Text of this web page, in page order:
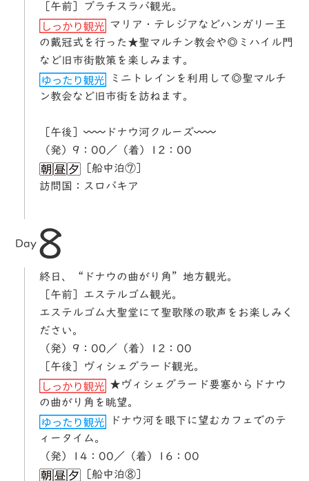
［午前］ブラチスラバ観光。
マリア・テレジアなどハンガリー王
の戴冠式を行った★聖マルチン教会や◎ミハイル門
など旧市街散策を楽しみます。
ミニトレインを利用して◎聖マルチ
ン教会など旧市街を訪ねます。
［午後］〰〰ドナウ河クルーズ〰〰
（発）9：00／（着）12：00
［船中泊⑦］
訪問国：スロバキア
Day 8
終日、“ドナウの曲がり角”地方観光。
［午前］エステルゴム観光。
エステルゴム大聖堂にて聖歌隊の歌声をお楽しみく
ださい。
（発）9：00／（着）12：00
［午後］ヴィシェグラード観光。
★ヴィシェグラード要塞からドナウ
の曲がり角を眺望。
ドナウ河を眼下に望むカフェでのテ
ィータイム。
（発）14：00／（着）16：00
［船中泊⑧］